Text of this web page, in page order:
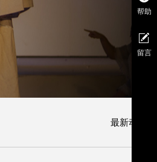
最新动态
帮助
留言